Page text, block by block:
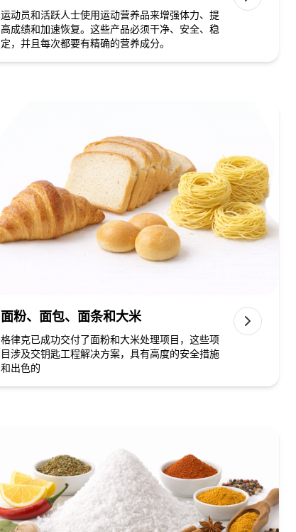
运动员和活跃人士使用运动营养品来增强体力、提
高成绩和加速恢复。这些产品必须干净、安全、稳
定，并且每次都要有精确的营养成分。
面粉、面包、面条和大米
格律克已成功交付了面粉和大米处理项目，这些项
目涉及交钥匙工程解决方案，具有高度的安全措施
和出色的